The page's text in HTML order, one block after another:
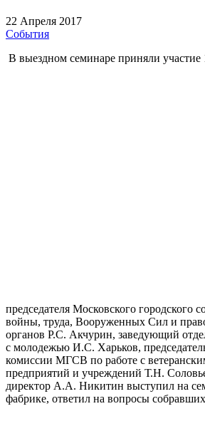
22 Апреля 2017
События
В выездном семинаре приняли участие
председателя Московского городского
войны, труда, Вооруженных Сил и
органов Р.С. Акчурин, заведующий
с молодежью И.С. Харьков,
комиссии МГСВ по работе с
предприятий и учреждений Т.Н.
директор А.А. Никитин выступил на
фабрике, ответил на вопросы